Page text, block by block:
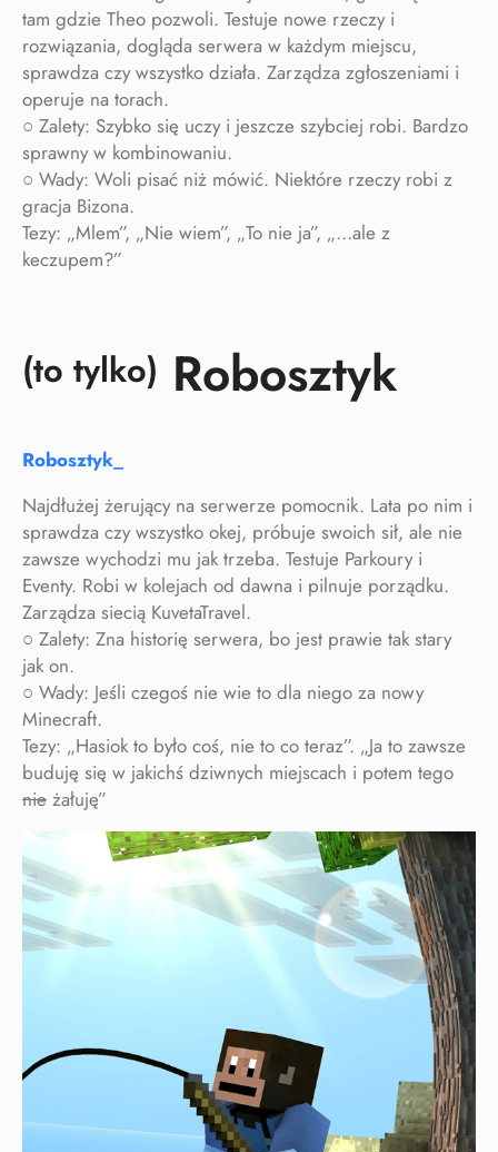
tam gdzie Theo pozwoli. Testuje nowe rzeczy i
rozwiązania, dogląda serwera w każdym miejscu,
sprawdza czy wszystko działa. Zarządza zgłoszeniami i
operuje na torach.
○ Zalety: Szybko się uczy i jeszcze szybciej robi. Bardzo
sprawny w kombinowaniu.
○ Wady: Woli pisać niż mówić. Niektóre rzeczy robi z
gracja Bizona.
Tezy: „Mlem”, „Nie wiem”, „To nie ja”, „…ale z
keczupem?”
(to tylko) Robosztyk
Robosztyk_
Najdłużej żerujący na serwerze pomocnik. Lata po nim i
sprawdza czy wszystko okej, próbuje swoich sił, ale nie
zawsze wychodzi mu jak trzeba. Testuje Parkoury i
Eventy. Robi w kolejach od dawna i pilnuje porządku.
Zarządza siecią KuvetaTravel.
○ Zalety: Zna historię serwera, bo jest prawie tak stary
jak on.
○ Wady: Jeśli czegoś nie wie to dla niego za nowy
Minecraft.
Tezy: „Hasiok to było coś, nie to co teraz”. „Ja to zawsze
buduję się w jakichś dziwnych miejscach i potem tego
nie żałuję”